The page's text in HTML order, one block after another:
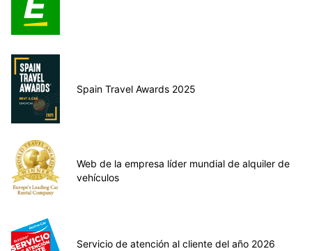
Spain Travel Awards 2025
Web de la empresa líder mundial de alquiler de
vehículos
Servicio de atención al cliente del año 2026